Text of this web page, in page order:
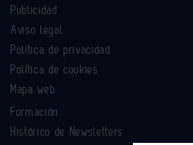
Publicidad
Aviso legal
Política de privacidad
Política de cookies
Mapa web
Formación
Histórico de Newsletters